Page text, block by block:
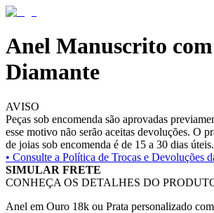
Anel Manuscrito com
Diamante
AVISO
Peças sob encomenda são aprovadas
esse motivo não serão aceitas devoluções. O
de joias sob encomenda é de 15 a 30 dias úteis.
• Consulte a Política de Trocas e Devoluções
SIMULAR FRETE
CONHEÇA OS DETALHES DO
Anel em Ouro 18k ou Prata personalizado